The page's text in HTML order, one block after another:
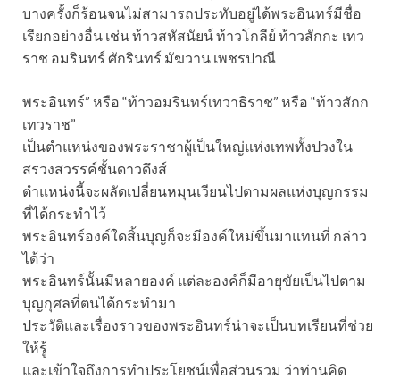
บางครั้งก็ร้อนจนไม่สามารถประทับอยู่ได้พระอินทร์มีชื่อ
เรียกอย่างอื่น เช่น ท้าวสหัสนัยน์ ท้าวโกลีย์ ท้าวสักกะ เทว
ราช อมรินทร์ ศักรินทร์ มัฆวาน เพชรปาณี
พระอินทร์” หรือ “ท้าวอมรินทร์เทวาธิราช” หรือ “ท้าวสักก
เทวราช”
เป็นตำแหน่งของพระราชาผู้เป็นใหญ่แห่งเทพทั้งปวงใน
สรวงสวรรค์ชั้นดาวดึงส์
ตำแหน่งนี้จะผลัดเปลี่ยนหมุนเวียนไปตามผลแห่งบุญกรรม
ที่ได้กระทำไว้
พระอินทร์องค์ใดสิ้นบุญก็จะมีองค์ใหม่ขึ้นมาแทนที่ กล่าว
ได้ว่า
พระอินทร์นั้นมีหลายองค์ แต่ละองค์ก็มีอายุขัยเป็นไปตาม
บุญกุศลที่ตนได้กระทำมา
ประวัติและเรื่องราวของพระอินทร์น่าจะเป็นบทเรียนที่ช่วย
ให้รู้
และเข้าใจถึงการทำประโยชน์เพื่อส่วนรวม ว่าท่านคิด